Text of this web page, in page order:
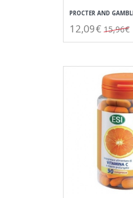
PROCTER AND
12,09€ 15,96€